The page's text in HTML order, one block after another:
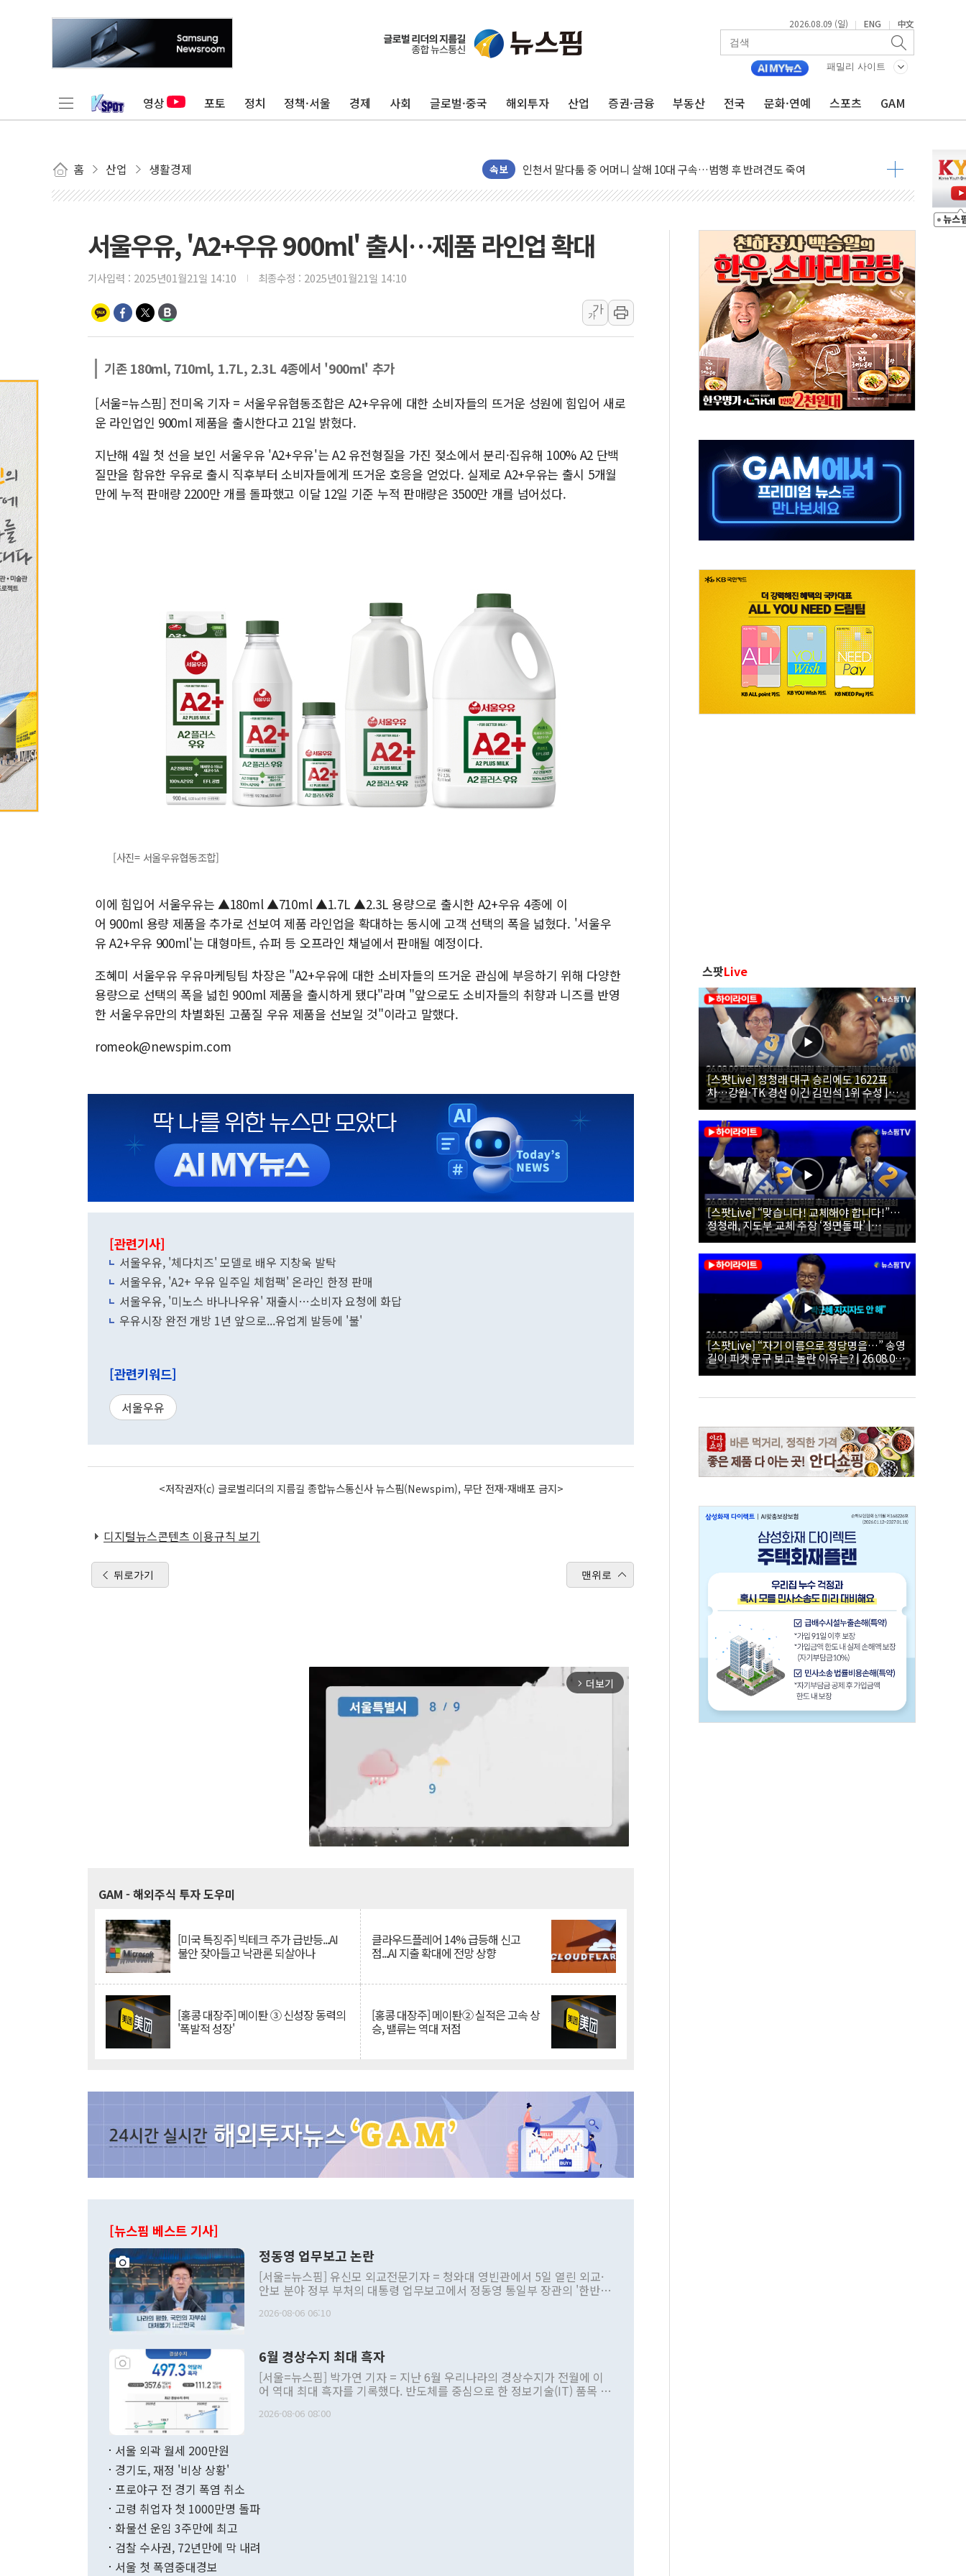
2026.08.09 (일) | ENG | 中文
패밀리 사이트
영상 포토 정치 정책·서울 경제 사회 글로벌·중국 해외투자 산업 증권·금융 부동산 전국 문화·연예 스포츠 GAM
홈 산업 생활경제 속보
평택 진위면 공장서 질식사고 발생…작업자 1명 숨져
포항 블루밸리 국가산단에 '철강 AI융합실증센터' 들어선다
[종합] 김민석, 정청래에 누적 1.48%p 차 선두 유지...金 46.01% vs 鄭 44.53%
민주당 경북도당위원장에 오중기 당선...합산득표율 68.63%
김민석, 강원·대구·경북 경선서 정청래에 승리…金 48.54% vs 鄭 44.40%
[속보] 민주, 강원·대구·경북 경선 결과...김민석 48.54% 정청래 44.40%
[속보] 민주, 대구 경선 결과 발표...정청래 47.82% 김민석 46.35% 송영길 5.83%
[속보] 민주, 강원 경선 결과 발표...김민석 50.30% 정청래 41.94% 송영길 7.76%
정재헌 CEO, SKT 장기고객 400명 맞이…"마음 잇는 시간 되길"
최태원, 노소영에 9440억 지급 확정되나…재상고 앞두고 막판 셈법
하나금융, 명동 소상공인에 '행복상자' 전달
인천시 광복절 현수막 '태극기 거꾸로' 논란…이틀만에 철거
병무청, 보충역 전면 손질… 예술·체육요원 최대 33% 감축
홈플러스發 대형마트 판매, 역대 최대폭 감소한 9.4%↓…유통업계 양극화 심화
윤준병·이해민 의원, '정부 특사'로 콜롬비아 대통령 취임식 참석
여야, 황희 '버스 하우스' 공방…野 "청년 우롱 기괴" vs 與 "송구한 해프닝"
서울우유, 'A2+우유 900ml' 출시…제품 라인업 확대
기사입력 : 2025년01월21일 14:10 최종수정 : 2025년01월21일 14:10
가
가
기존 180ml, 710ml, 1.7L, 2.3L 4종에서 '900ml' 추가
[서울=뉴스핌] 전미옥 기자 = 서울우유협동조합은 A2+우유에 대한 소비자들의 뜨거운 성원에 힘입어 새로
운 라인업인 900ml 제품을 출시한다고 21일 밝혔다.
지난해 4월 첫 선을 보인 서울우유 'A2+우유'는 A2 유전형질을 가진 젖소에서 분리·집유해 100% A2 단백
질만을 함유한 우유로 출시 직후부터 소비자들에게 뜨거운 호응을 얻었다. 실제로 A2+우유는 출시 5개월
만에 누적 판매량 2200만 개를 돌파했고 이달 12일 기준 누적 판매량은 3500만 개를 넘어섰다.
[사진= 서울우유협동조합]
이에 힘입어 서울우유는 ▲180ml ▲710ml ▲1.7L ▲2.3L 용량으로 출시한 A2+우유 4종에 이
어 900ml 용량 제품을 추가로 선보여 제품 라인업을 확대하는 동시에 고객 선택의 폭을 넓혔다. '서울우
유 A2+우유 900ml'는 대형마트, 슈퍼 등 오프라인 채널에서 판매될 예정이다.
조혜미 서울우유 우유마케팅팀 차장은 "A2+우유에 대한 소비자들의 뜨거운 관심에 부응하기 위해 다양한
용량으로 선택의 폭을 넓힌 900ml 제품을 출시하게 됐다"라며 "앞으로도 소비자들의 취향과 니즈를 반영
한 서울우유만의 차별화된 고품질 우유 제품을 선보일 것"이라고 말했다.
romeok@newspim.com
[관련기사]
서울우유, '체다치즈' 모델로 배우 지창욱 발탁
서울우유, 'A2+ 우유 일주일 체험팩' 온라인 한정 판매
서울우유, '미노스 바나나우유' 재출시…소비자 요청에 화답
우유시장 완전 개방 1년 앞으로...유업계 발등에 '불'
[관련키워드]
서울우유
<저작권자(c) 글로벌리더의 지름길 종합뉴스통신사 뉴스핌(Newspim), 무단 전재-재배포 금지>
디지털뉴스콘텐츠 이용규칙 보기
뒤로가기 맨위로
arrow_forward_ios 더보기
GAM - 해외주식 투자 도우미
[미국 특징주] 빅테크 주가 급반등...AI
불안 잦아들고 낙관론 되살아나
클라우드플레어 14% 급등해 신고
점...AI 지출 확대에 전망 상향
[홍콩 대장주] 메이퇀 ③ 신성장 동력의
'폭발적 성장'
[홍콩 대장주] 메이퇀② 실적은 고속 상
승, 밸류는 역대 저점
[뉴스핌 베스트 기사]
정동영 업무보고 논란
[서울=뉴스핌] 유신모 외교전문기자 = 청와대 영빈관에서 5일 열린 외교·
안보 분야 정부 부처의 대통령 업무보고에서 정동영 통일부 장관의 '한반도
발언 중에는 정부 내 조율을 거치지 않은 사안을 정책으로 추진하겠다고 공
주의적 희망에 근거한 비현실적 구상'이라는 비판을 내놨다. 그동안 정 장
관의 대북 정책 관련 발언이 물의를 빚은 적은 여러 번 있지만 대통령과 유
관 부처 장관이 공개적으로 부정적 입장을 표명한 것은 이례적이다. 정 장
관의 무리한 대북 접근법과 월권을 제어해야 한다는 목소리도 높아지고 있
다. [정동영 통일부 장관이 지난달 23일 오후 서울 종로구 정부서울청사에
무너졌다고도 했다. 또 "현 시점에서 흘러간 선(先)비핵화만 되뇌는 것은
함께 4자 대화의 동력을 확보하기 위해 최선을 다할 것"이라고 말했다. 하
2026-08-06 06:10
6월 경상수지 최대 흑자
[서울=뉴스핌] 박가연 기자 = 지난 6월 우리나라의 경상수지가 전월에 이
어 역대 최대 흑자를 기록했다. 반도체를 중심으로 한 정보기술(IT) 품목 수
료=한국은행] 한국은행이 6일 발표한 '2026년 6월 국제수지(잠정)'에 따르
며 월간 기준 처음으로 1000억달러를 넘어섰다. 상품수입은 644억8000만
196.9% 급증했고 컴퓨터·주변기기(SSD)는 282.7% 증가했다. IT 품목
수출은 160.4% 늘었으며 비IT 품목도 ▲석유제품(47.5%) ▲화공품
2026-08-06 08:00
서울 외곽 월세 200만원
경기도, 재정 '비상 상황'
프로야구 전 경기 폭염 취소
고령 취업자 첫 1000만명 돌파
화물선 운임 3주만에 최고
검찰 수사권, 72년만에 막 내려
서울 첫 폭염중대경보
스팟Live
[스팟Live] 정청래 대구 승리에도 1622표
차…강원·TK 경선 이긴 김민석 1위 수성 |
26.08.09 더불어민주당 당대표·최고위원 후
보 대구·경북 합동연설회
[스팟Live] “맞습니다! 교체해야 합니다!”…
정청래, 지도부 교체 주장 ‘정면돌파’ |
26.08.09 더불어민주당 당대표·최고위원 후
보 대구·경북 합동연설회
[스팟Live] “자기 이름으로 정당명을…” 송영
길이 피켓 문구 보고 놀란 이유는? | 26.08.09
더불어민주당 당대표·최고위원 후보 대구·경